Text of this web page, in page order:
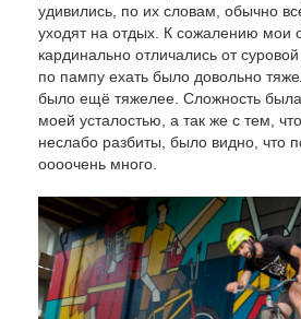
удивились, по их словам, обычно
уходят на отдых. К сожалению мои
кардинально отличались от
по пампу ехать было довольно
было ещё тяжелее. Сложность была
моей усталостью, а так же с тем,
неслабо разбиты, было видно, что
оооочень много.